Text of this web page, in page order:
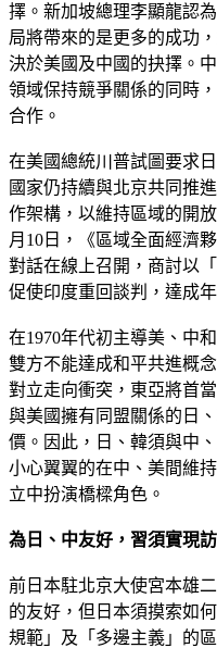
擇。新加坡總理李顯龍認
局將帶來的是更多的成功
決於美國及中國的抉擇。
領域保持競爭關係的同時
合作。
在美國總統川普試圖要求
國家仍持續與北京共同推
作架構，以維持區域的開
月10日，《區域全面經濟
對話在線上召開，商討以
促使印度重回談判，達成
在1970年代初主導美、中
雙方不能達成和平共進概
對立走向衝突，東亞將首
與美國擁有同盟關係的日
價。因此，日、韓須與中
小心翼翼的在中、美間維
立中扮演橋樑角色。
為日、中友好，習須實現訪
前日本駐北京大使宮本雄
的友好，但日本須摸索如
規範」及「多邊主義」的